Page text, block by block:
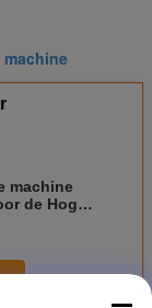
machine
de Hoge